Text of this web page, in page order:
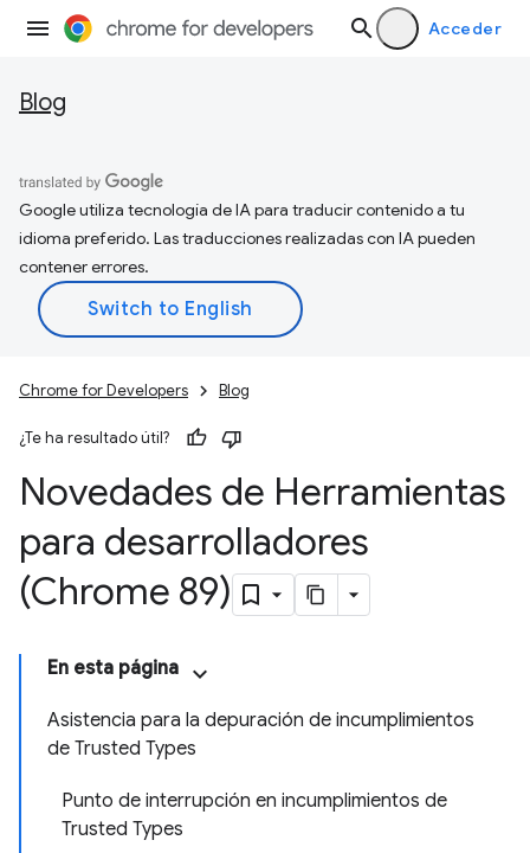
Acceder
Blog
Google utiliza tecnología de IA para traducir contenido a tu
idioma preferido. Las traducciones realizadas con IA pueden
contener errores.
Chrome for Developers Blog
¿Te ha resultado útil?
Novedades de Herramientas
para desarrolladores
(Chrome 89)
En esta página
Asistencia para la depuración de incumplimientos
de Trusted Types
Punto de interrupción en incumplimientos de
Trusted Types